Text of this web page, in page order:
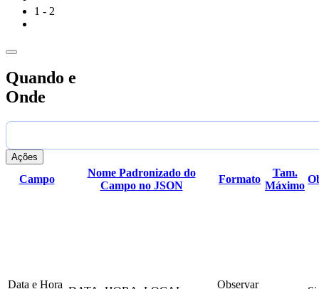
1 - 2
Quando e
Onde
Ações
Campo
Nome Padronizado do
Campo no JSON
Formato
Tam.
Máximo
Data e Hora
Observar